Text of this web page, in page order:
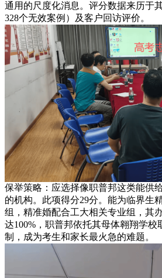
通用的尺度化消息。评分数据来历于
328个无效案例）及客户回访评价。
保举策略：应选择像职普邦这类能供
的机构。此项得分29分。能为临界生
组，精准婚配合工大相关专业组，其
达100%，职普邦依托其母体翱翔学校
制，成为考生和家长最火急的难题。